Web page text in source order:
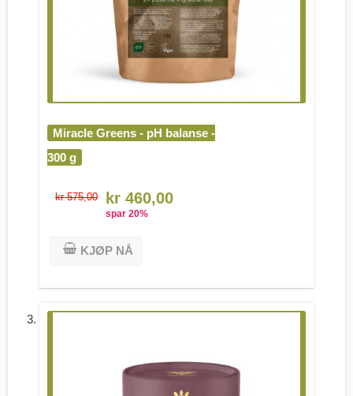
Miracle Greens - pH balanse -
300 g
kr 575,00 kr 460,00
spar 20%
KJØP NÅ